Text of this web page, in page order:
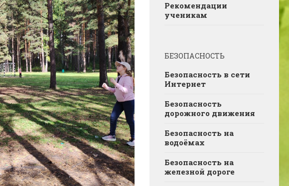
Рекомендации
ученикам
БЕЗОПАСНОСТЬ
Безопасность в сети
Интернет
Безопасность
дорожного движения
Безопасность на
водоёмах
Безопасность на
железной дороге